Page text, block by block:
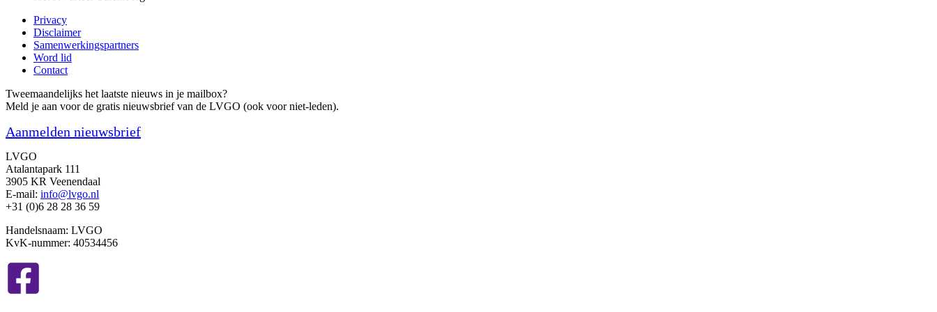
Privacy
Disclaimer
Samenwerkingspartners
Word lid
Contact
Tweemaandelijks het laatste nieuws in je mailbox?
Meld je aan voor de gratis nieuwsbrief van de LVGO (ook voor niet-leden).
Aanmelden nieuwsbrief
LVGO
Atalantapark 111
3905 KR Veenendaal
E-mail: info@lvgo.nl
+31 (0)6 28 28 36 59
Handelsnaam: LVGO
KvK-nummer: 40534456